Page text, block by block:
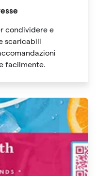
condividere e
scaricabili
facilmente.